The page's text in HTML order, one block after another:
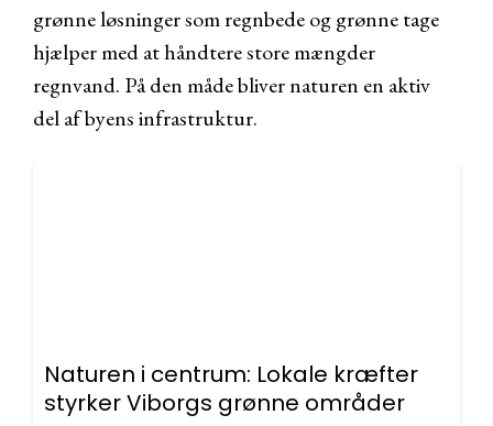
grønne løsninger som regnbede og grønne tage
hjælper med at håndtere store mængder
regnvand. På den måde bliver naturen en aktiv
del af byens infrastruktur.
Naturen i centrum: Lokale kræfter
styrker Viborgs grønne områder